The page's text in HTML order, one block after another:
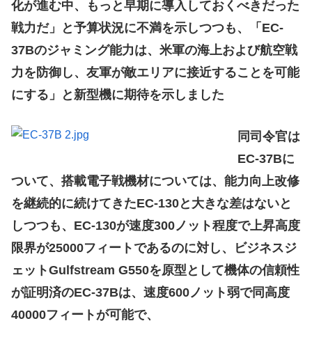
化が進む中、もっと早期に導入しておくべきだった
戦力だ」と予算状況に不満を示しつつも、「EC-
37Bのジャミング能力は、米軍の海上および航空戦
力を防御し、友軍が敵エリアに接近することを可能
にする」と新型機に期待を示しました
同司令官は
EC-37Bに
ついて、搭載電子戦機材については、能力向上改修
を継続的に続けてきたEC-130と大きな差はないと
しつつも、EC-130が速度300ノット程度で上昇高度
限界が25000フィートであるのに対し、ビジネスジ
ェットGulfstream G550を原型として機体の信頼性
が証明済のEC-37Bは、速度600ノット弱で同高度
40000フィートが可能で、